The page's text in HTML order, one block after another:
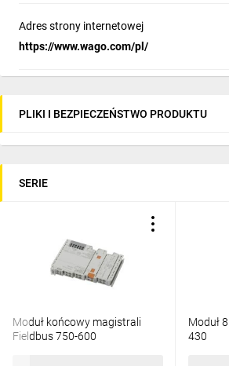
Adres strony internetowej
https://www.wago.com/pl/
PLIKI I BEZPIECZEŃSTWO PRODUKTU
SERIE
Moduł końcowy magistrali
Fieldbus 750-600
Moduł
430